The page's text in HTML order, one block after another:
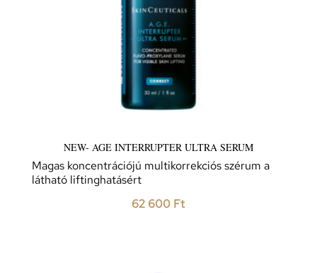
NEW- AGE INTERRUPTER ULTRA SERUM
Magas koncentrációjú multikorrekciós szérum a
látható liftinghatásért
62 600 Ft